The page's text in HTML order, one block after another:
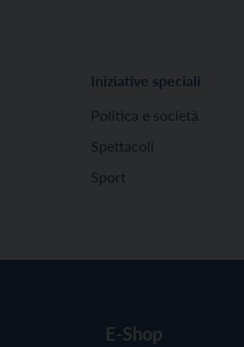
Iniziative speciali
Politica e società
Spettacoli
Sport
E-Shop